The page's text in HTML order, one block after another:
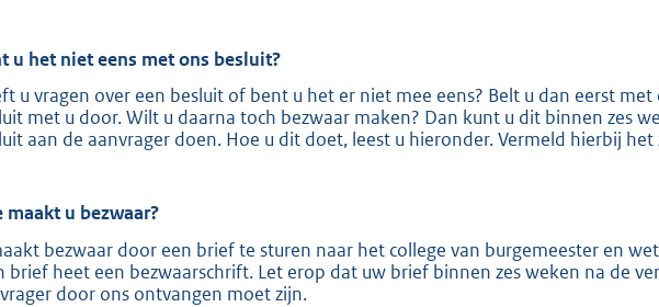
u het niet eens met ons besluit?
u vragen over een besluit of bent u het er niet mee eens? Belt u dan eerst
met u door. Wilt u daarna toch bezwaar maken? Dan kunt u dit binnen zes
aan de aanvrager doen. Hoe u dit doet, leest u hieronder. Vermeld hierbij
maakt u bezwaar?
bezwaar door een brief te sturen naar het college van burgemeester en
brief heet een bezwaarschrift. Let erop dat uw brief binnen zes weken na de
door ons ontvangen moet zijn.